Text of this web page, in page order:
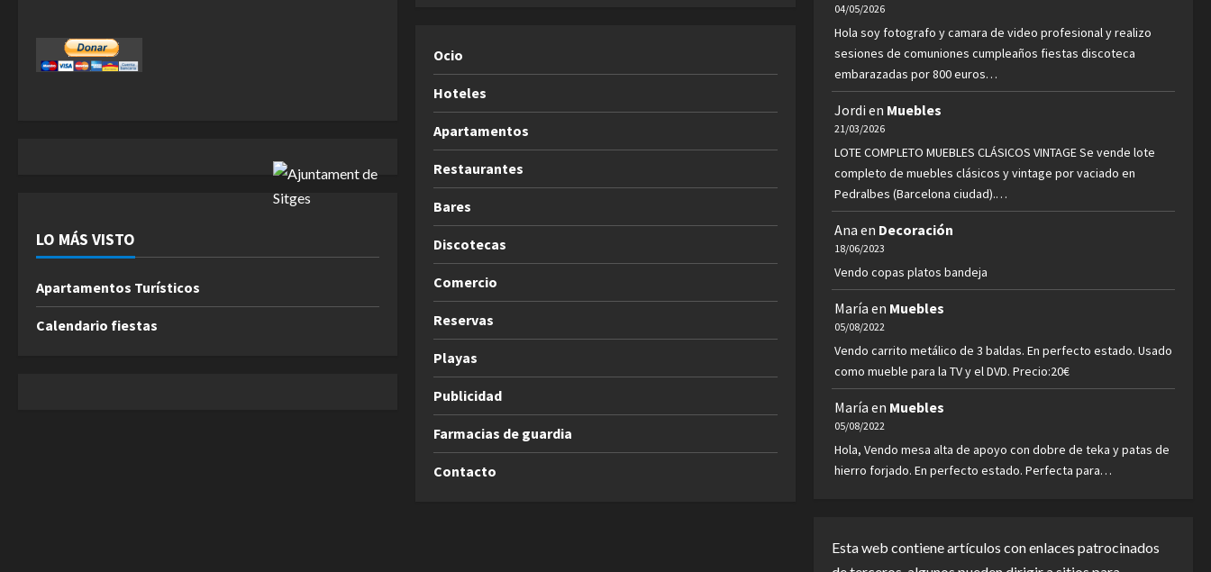
LO MÁS VISTO
Apartamentos Turísticos
Calendario fiestas
Ocio
Hoteles
Apartamentos
Restaurantes
Bares
Discotecas
Comercio
Reservas
Playas
Publicidad
Farmacias de guardia
Contacto
04/05/2026
Hola soy fotografo y camara de video profesional y realizo
sesiones de comuniones cumpleaños fiestas discoteca
embarazadas por 800 euros…
Jordi en Muebles
21/03/2026
LOTE COMPLETO MUEBLES CLÁSICOS VINTAGE Se vende lote
completo de muebles clásicos y vintage por vaciado en
Pedralbes (Barcelona ciudad).…
Ana en Decoración
18/06/2023
Vendo copas platos bandeja
María en Muebles
05/08/2022
Vendo carrito metálico de 3 baldas. En perfecto estado. Usado
como mueble para la TV y el DVD. Precio:20€
María en Muebles
05/08/2022
Hola, Vendo mesa alta de apoyo con dobre de teka y patas de
hierro forjado. En perfecto estado. Perfecta para…
Esta web contiene artículos con enlaces patrocinados